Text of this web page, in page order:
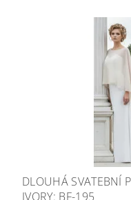
DLOUHÁ SVATEBNÍ
IVORY: BF-195